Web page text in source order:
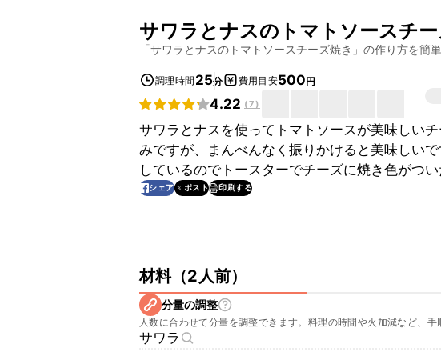
サワラとナスのトマトソースチー
「サワラとナスのトマトソースチーズ焼き 」の作り方を簡
調理時間 25分 費用目安500円
4.22 (7)
サワラとナスを使ってトマトソースが美味しい
みですが、まんべんなく振りかけると美味しい
しているのでトースターでチーズに焼き色がつい
シェア ポスト 印刷する
材料（2人前）
分量の調整
人数に合わせて分量を調整できます。料理の時間や火加減など、手
サワラ